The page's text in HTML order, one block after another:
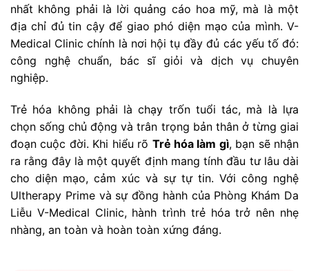
nhất không phải là lời quảng cáo hoa mỹ, mà là một
địa chỉ đủ tin cậy để giao phó diện mạo của mình. V-
Medical Clinic chính là nơi hội tụ đầy đủ các yếu tố đó:
công nghệ chuẩn, bác sĩ giỏi và dịch vụ chuyên
nghiệp.
Trẻ hóa không phải là chạy trốn tuổi tác, mà là lựa
chọn sống chủ động và trân trọng bản thân ở từng giai
đoạn cuộc đời. Khi hiểu rõ Trẻ hóa làm gì, bạn sẽ nhận
ra rằng đây là một quyết định mang tính đầu tư lâu dài
cho diện mạo, cảm xúc và sự tự tin. Với công nghệ
Ultherapy Prime và sự đồng hành của Phòng Khám Da
Liễu V-Medical Clinic, hành trình trẻ hóa trở nên nhẹ
nhàng, an toàn và hoàn toàn xứng đáng.